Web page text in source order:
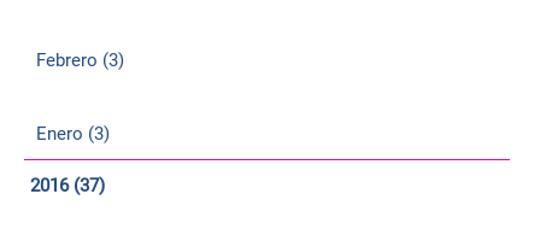
Febrero (3)
Enero (3)
2016 (37)